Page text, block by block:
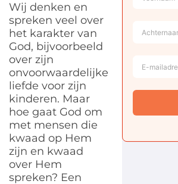
Wij denken en
spreken veel over
het karakter van
God, bijvoorbeeld
over zijn
onvoorwaardelijke
liefde voor zijn
kinderen. Maar
hoe gaat God om
met mensen die
kwaad op Hem
zijn en kwaad
over Hem
spreken? Een